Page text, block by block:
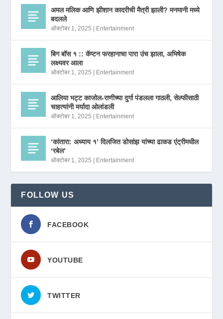
अमल मलिक आणि झीशान कादरीची मैत्री झाली? मनमानी मध्ये
बदलले
ऑक्टोबर 1, 2025 Entertainment
बिग बॉस १ :: कॅप्टन फरहानाचा पारा उंच झाला, अभिषेक
लक्ष्यवर आला
ऑक्टोबर 1, 2025 Entertainment
आलिया भट्ट काजोल-राणीच्या दुर्गा पंडलला गाठली, सेल्फीसाठी
चाहत्यांनी मर्यादा ओलांडली
ऑक्टोबर 1, 2025 Entertainment
‘कांतारा: अध्याय १’ दिलजित डोसांझ यांच्या ढाकड एंट्रीमधील
‘रबेल’
ऑक्टोबर 1, 2025 Entertainment
FOLLOW US
FACEBOOK
YOUTUBE
TWITTER